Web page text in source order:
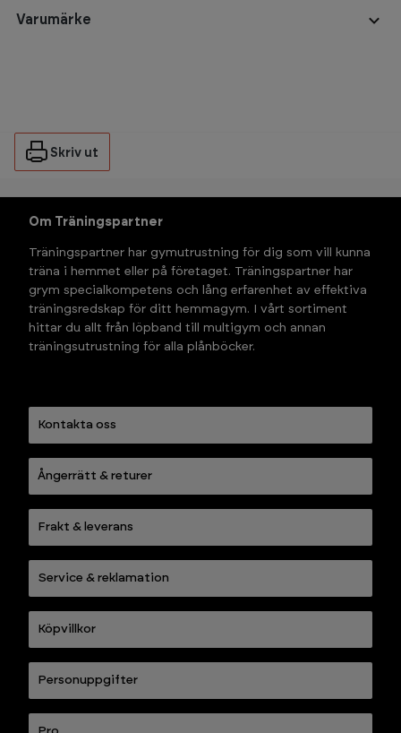
Varumärke
Skriv ut
Om Träningspartner
Träningspartner har gymutrustning för dig som vill kunna
träna i hemmet eller på företaget. Träningspartner har
grym specialkompetens och lång erfarenhet av effektiva
träningsredskap för ditt hemmagym. I vårt sortiment
hittar du allt från löpband till multigym och annan
träningsutrustning för alla plånböcker.
Kontakta oss
Ångerrätt & returer
Frakt & leverans
Service & reklamation
Köpvillkor
Personuppgifter